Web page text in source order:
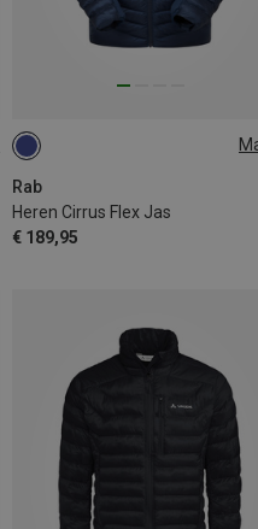
Rab
Heren Cirrus Flex Jas
€ 189,95
S